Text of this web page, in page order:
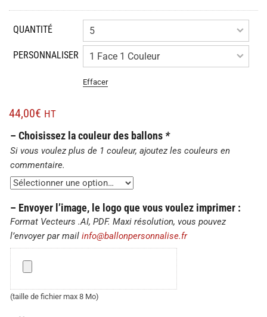
QUANTITÉ
PERSONNALISER
Effacer
44,00€ HT
– Choisissez la couleur des ballons *
Si vous voulez plus de 1 couleur, ajoutez les couleurs en
commentaire.
– Envoyer l’image, le logo que vous voulez imprimer :
Format Vecteurs .AI, PDF. Maxi résolution, vous pouvez
l’envoyer par mail info@ballonpersonnalise.fr
–
Envoyer
l’image,
le
(taille de fichier max 8 Mo)